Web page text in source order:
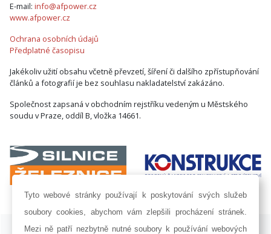
E-mail: info@afpower.cz
www.afpower.cz
Ochrana osobních údajů
Předplatné časopisu
Jakékoliv užití obsahu včetně převzetí, šíření či dalšího zpřístupňování
článků a fotografií je bez souhlasu nakladatelství zakázáno.
Společnost zapsaná v obchodním rejstříku vedeným u Městského
soudu v Praze, oddíl B, vložka 14661.
ISSN 1802-8535 © 2009 - 2026 AF POWER agency a.s. |
Nastavení
Tyto webové stránky používají k poskytování svých služeb
soubory cookies, abychom vám zlepšili procházení stránek.
Mezi ně patří nezbytně nutné soubory k používání webových